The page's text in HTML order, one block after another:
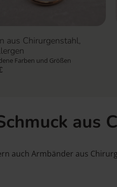
aus Chirurgenstahl,
Farben und Größen
aus
auch Armbänder aus